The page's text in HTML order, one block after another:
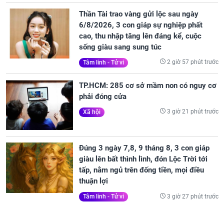
Thần Tài trao vàng gửi lộc sau ngày
6/8/2026, 3 con giáp sự nghiệp phất
cao, thu nhập tăng lên đáng kể, cuộc
sống giàu sang sung túc
Tâm linh - Tử vi 2 giờ 57 phút trước
TP.HCM: 285 cơ sở mầm non có nguy cơ
phải đóng cửa
Xã hội 3 giờ 21 phút trước
Đúng 3 ngày 7,8, 9 tháng 8, 3 con giáp
giàu lên bất thình lình, đón Lộc Trời tới
tấp, nằm ngủ trên đống tiền, mọi điều
thuận lợi
Tâm linh - Tử vi 3 giờ 27 phút trước